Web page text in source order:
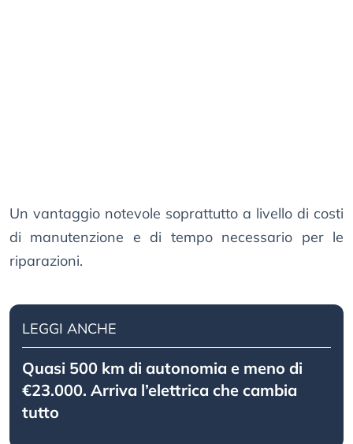
Un vantaggio notevole soprattutto a livello di costi
di manutenzione e di tempo necessario per le
riparazioni.
LEGGI ANCHE
Quasi 500 km di autonomia e meno di
€23.000. Arriva l’elettrica che cambia
tutto